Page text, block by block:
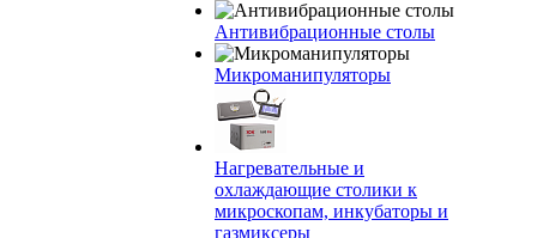
Антивибрационные столы
Микроманипуляторы
Нагревательные и
охлаждающие столики к
микроскопам, инкубаторы и
газмиксеры